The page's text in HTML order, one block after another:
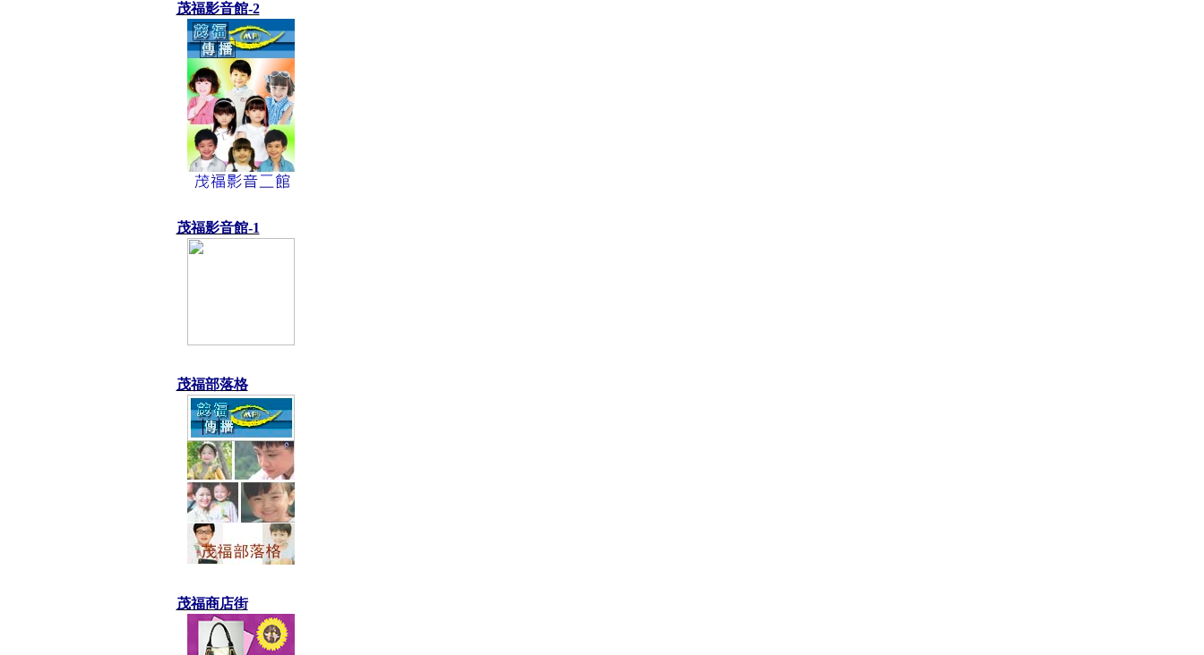
茂福影音館-2
茂福影音館-1
茂福部落格
茂福商店街